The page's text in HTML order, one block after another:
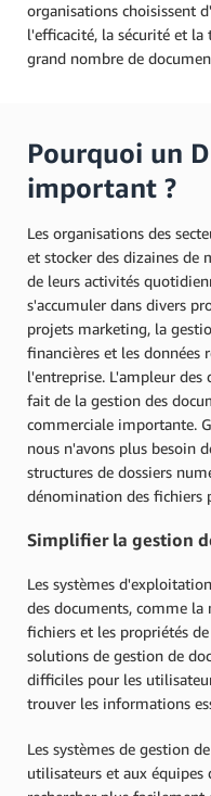
organisations choisissent
l'efficacité, la sécurité et
grand nombre de
Pourquoi un
important ?
Les organisations des
et stocker des dizaines de
de leurs activités
s'accumuler dans divers
projets marketing, la
financières et les données
l'entreprise. L'ampleur des
fait de la gestion des
commerciale importante.
nous n'avons plus besoin
structures de dossiers
dénomination des fichiers
Simplifier la gestion
Les systèmes
des documents, comme la
fichiers et les propriétés
solutions de gestion de
difficiles pour les
trouver les informations
Les systèmes de gestion
utilisateurs et aux équipes